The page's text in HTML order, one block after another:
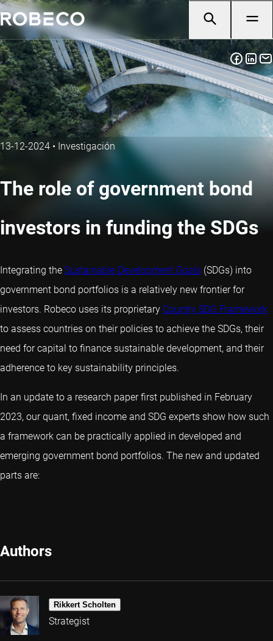
13-12-2024 • Investigación
The role of government bond
investors in funding the SDGs
Integrating the Sustainable Development Goals (SDGs) into
government bond portfolios is a relatively new frontier for
investors. Robeco uses its proprietary Country SDG Framework
to assess countries on their policies to achieve the SDGs, their
need for capital to finance sustainable development, and their
adherence to key sustainability principles.
In an update to a research paper first published in February
2023, our quant, fixed income and SDG experts show how such
a framework can be practically applied in developed and
emerging government bond portfolios. The new and updated
parts are:
Authors
Rikkert Scholten
Strategist